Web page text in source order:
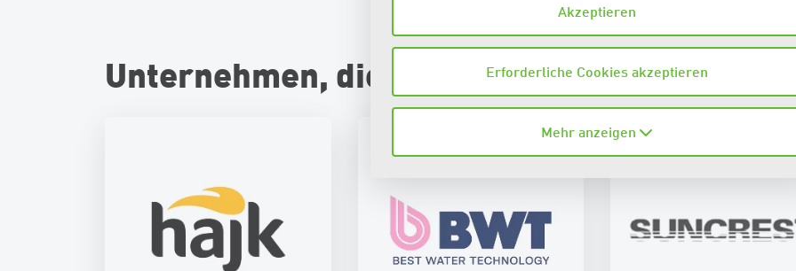
Akzeptieren
Erforderliche Cookies akzeptieren
Mehr anzeigen
Unternehmen, die auf CS2 vertrauen